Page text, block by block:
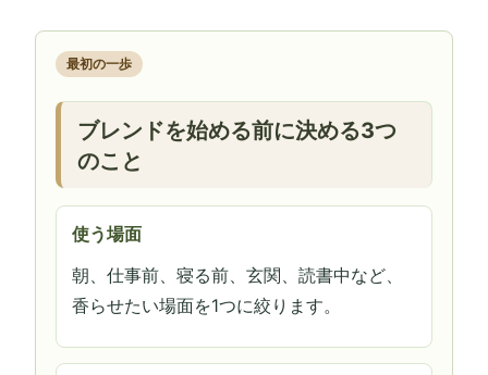
最初の一歩
ブレンドを始める前に決める3つ
のこと
使う場面
朝、仕事前、寝る前、玄関、読書中など、
香らせたい場面を1つに絞ります。